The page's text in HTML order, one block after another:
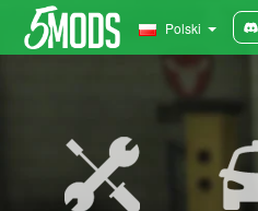
Polski